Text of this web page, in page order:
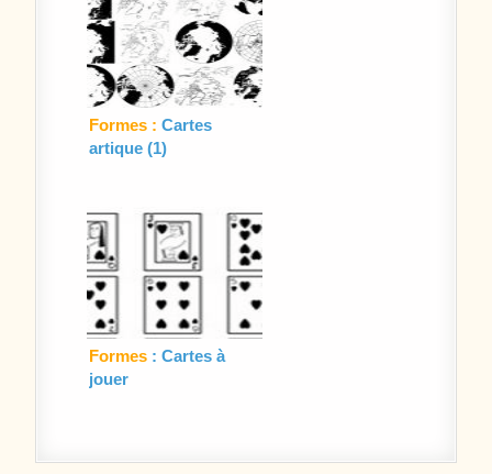
Formes : Cartes
artique (1)
Formes : Cartes à
jouer